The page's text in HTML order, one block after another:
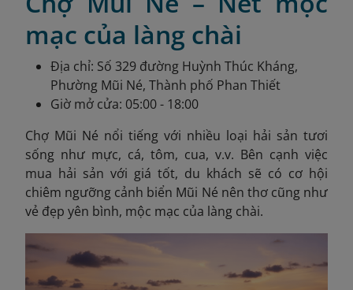
mạc của làng chài
Địa chỉ: Số 329 đường Huỳnh Thúc Kháng,
Phường Mũi Né, Thành phố Phan Thiết
Giờ mở cửa: 05:00 - 18:00
Chợ Mũi Né nổi tiếng với nhiều loại hải sản tươi
sống như mực, cá, tôm, cua, v.v. Bên cạnh việc
mua hải sản với giá tốt, du khách sẽ có cơ hội
chiêm ngưỡng cảnh biển Mũi Né nên thơ cũng như
vẻ đẹp yên bình, mộc mạc của làng chài.